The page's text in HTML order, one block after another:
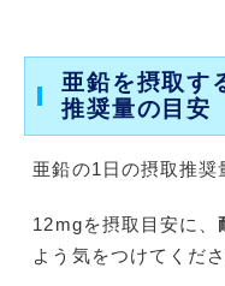
亜鉛を摂取す
推奨量の目安
亜鉛の1日の摂取推奨
12mgを摂取目安に、
よう気をつけてくださ